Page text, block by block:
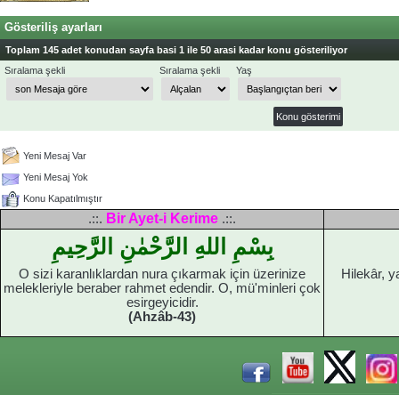
Gösteriliş ayarları
Toplam 145 adet konudan sayfa basi 1 ile 50 arasi kadar konu gösteriliyor
Sıralama şekli
Sıralama şekli Yaş
Yeni Mesaj Var
Yeni Mesaj Yok
Konu Kapatılmıştır
.::. Bir Ayet-i Kerime .::.
بِسْمِ اللهِ الرَّحْمٰنِ الرَّحِيمِ
O sizi karanlıklardan nura çıkarmak için üzerinize
melekleriyle beraber rahmet edendir. O, mü'minleri çok
esirgeyicidir.
(Ahzâb-43)
Hilekâr,